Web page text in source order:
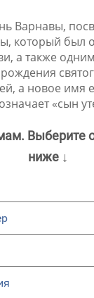
Варнавы,
который был
а также
а новое имя
«сын
Выберите
ниже ↓